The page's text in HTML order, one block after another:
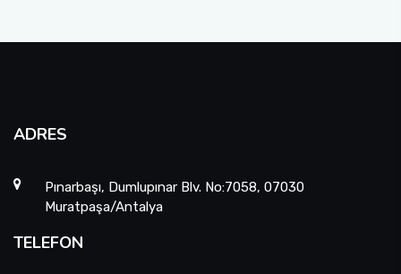
ADRES
Pınarbaşı, Dumlupınar Blv. No:7058, 07030
Muratpaşa/Antalya
TELEFON